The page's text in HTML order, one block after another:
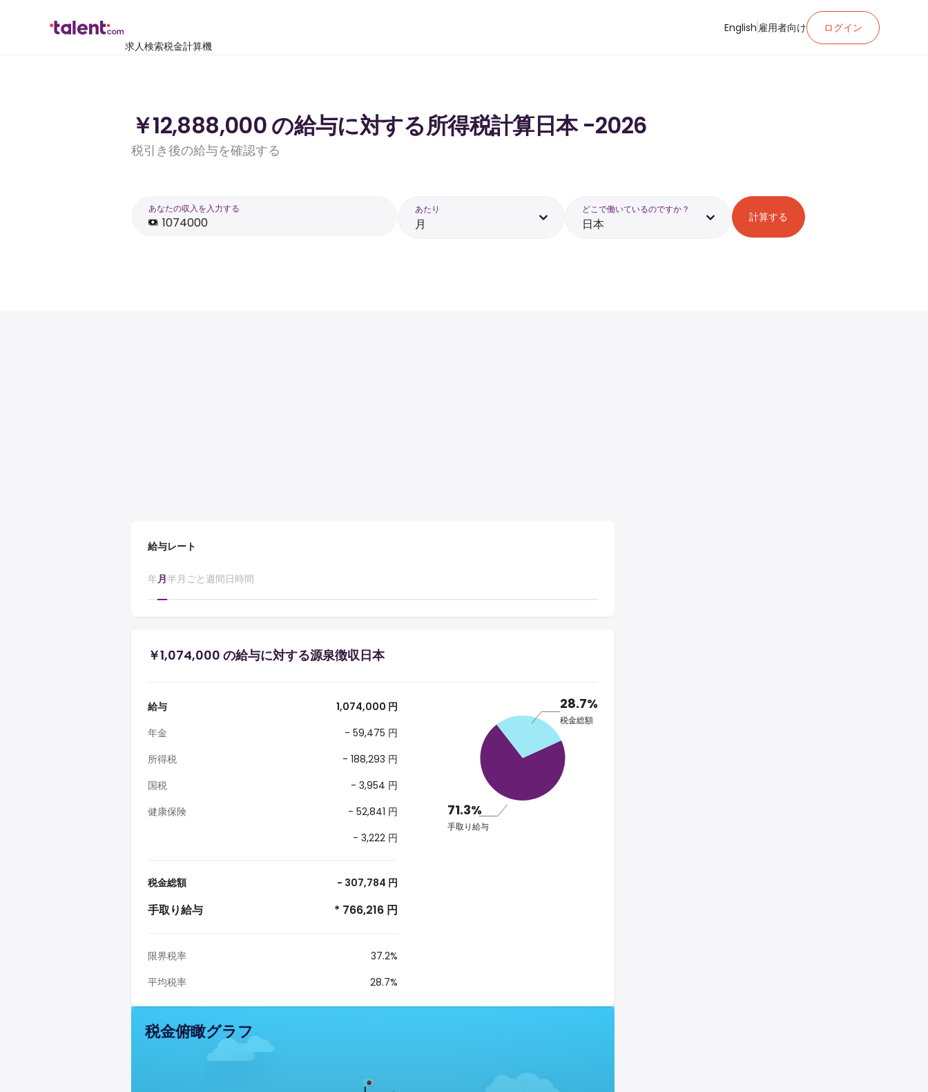
求人検索税金計算機
English 雇用者向け ログイン
￥12,888,000 の給与に対する所得税計算日本 -2026
税引き後の給与を確認する
あなたの収入を入力する あたり
月
どこで働いているのですか？
日本 計算する
給与レート
年月半月ごと週間日時間
￥1,074,000 の給与に対する源泉徴収日本
給与
1,074,000 円
年金
- 59,475 円
所得税
- 188,293 円
国税
- 3,954 円
健康保険
- 52,841 円
- 3,222 円
税金総額 - 307,784 円
手取り給与 * 766,216 円
限界税率
37.2%
平均税率
28.7%
28.7%
税金総額
71.3%
手取り給与
税金俯瞰グラフ